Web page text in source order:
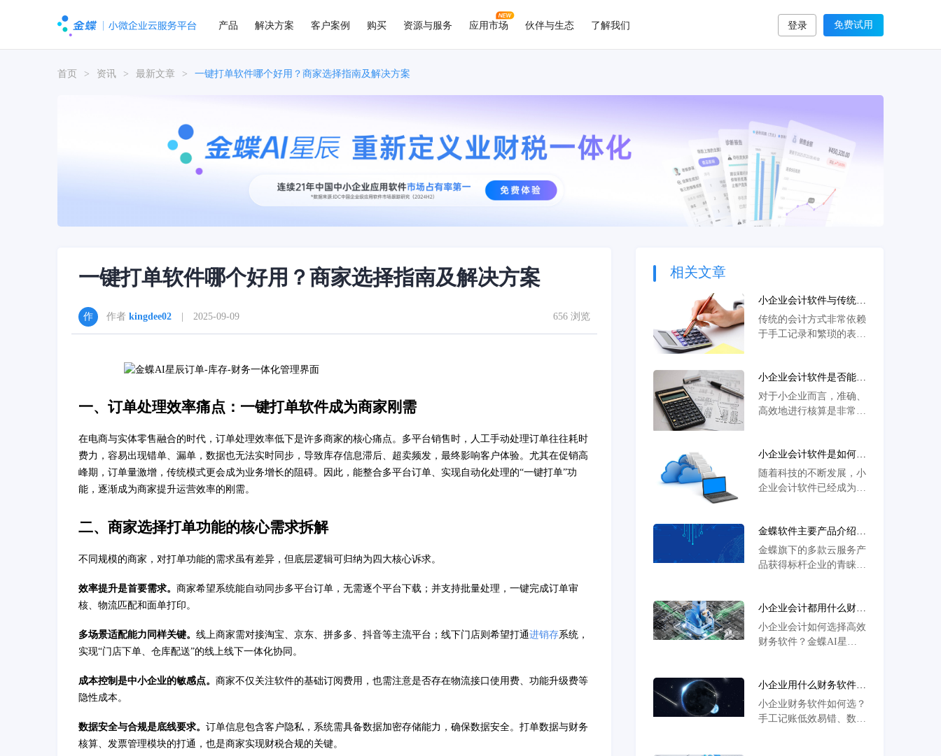
产品 解决方案 客户案例 购买 资源与服务 应用市场 伙伴与生态 了解我们 登录 免费试用
首页 > 资讯 > 最新文章 > 一键打单软件哪个好用？商家选择指南及解决方案
一键打单软件哪个好用？商家选择指南及解决方案
作者 kingdee02 | 2025-09-09 656 浏览
一、订单处理效率痛点：一键打单软件成为商家刚需
在电商与实体零售融合的时代，订单处理效率低下是许多商家的核心痛点。多平台销售时，人工手动处理订单往往耗时
费力，容易出现错单、漏单，数据也无法实时同步，导致库存信息滞后、超卖频发，最终影响客户体验。尤其在促销高
峰期，订单量激增，传统模式更会成为业务增长的阻碍。因此，能整合多平台订单、实现自动化处理的“一键打单”功
能，逐渐成为商家提升运营效率的刚需。
二、商家选择打单功能的核心需求拆解
不同规模的商家，对打单功能的需求虽有差异，但底层逻辑可归纳为四大核心诉求。
效率提升是首要需求。 商家希望系统能自动同步多平台订单，无需逐个平台下载；并支持批量处理，一键完成订单审
核、物流匹配和面单打印。
多场景适配能力同样关键。 线上商家需对接淘宝、京东、拼多多、抖音等主流平台；线下门店则希望打通进销存系统，
实现“门店下单、仓库配送”的线上线下一体化协同。
成本控制是中小企业的敏感点。 商家不仅关注软件的基础订阅费用，也需注意是否存在物流接口使用费、功能升级费等
隐性成本。
数据安全与合规是底线要求。 订单信息包含客户隐私，系统需具备数据加密存储能力，确保数据安全。打单数据与财务
核算、发票管理模块的打通，也是商家实现财税合规的关键。
相关文章
小企业会计软件与传统会
计方式相比有何优势？
传统的会计方式非常依赖
于手工记录和繁琐的表格
网，计算机和软件技术上
会计系统，让财务管理更
加简便、准确和智能化。
小企业会计软件是否能满
足我的核算需求？
对于小企业而言，准确、
高效地进行核算是非常重
能，完全可以满足小微企
业的财务需求。
小企业会计软件是如何助
力企业高效财务管理？
随着科技的不断发展，小
企业会计软件已经成为了
件通过自动化和数字化的
方式，使企业财务管理更
加便捷、准确和高效。它
和自动化生成各种财务报
表，从而提高企业财务管
理的效率和准确性。
金蝶软件主要产品介绍：
苍穹、星瀚、星空、星辰
金蝶旗下的多款云服务产
品获得标杆企业的青睐，
瀚（大型企业SaaS管理
云）、金蝶云·星空（高
成长型企业SaaS管理
已为世界范围内超过740
万家企业、政府组织提供
企业管理云产品及服务。
小企业会计都用什么财务
软件?求介绍及问题解决
方案
小企业会计如何选择高效
财务软件？金蝶AI星辰
15天免费试用，助力降本
增效快速升级。
小企业用什么财务软件合
适？破解预算与效率难题
的优选方案
小企业财务软件如何选？
手工记账低效易错、数据